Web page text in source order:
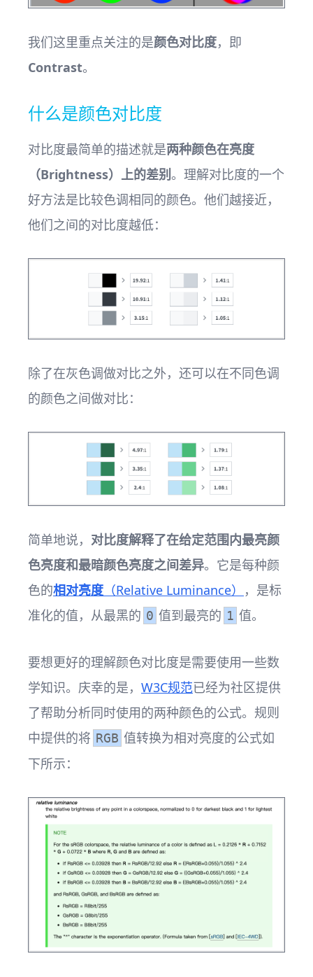
我们这里重点关注的是颜色对比度，即
Contrast。
什么是颜色对比度
对比度最简单的描述就是两种颜色在亮度
（Brightness）上的差别。理解对比度的一个
好方法是比较色调相同的颜色。他们越接近，
他们之间的对比度越低：
除了在灰色调做对比之外，还可以在不同色调
的颜色之间做对比：
简单地说， 对比度解释了在给定范围内最亮颜
色亮度和最暗颜色亮度之间差异。它是每种颜
色的相对亮度 （Relative Luminance）
，是标
准化的值，从最黑的 0 值到最亮的 1 值。
要想更好的理解颜色对比度是需要使用一些数
学知识。庆幸的是， W3C规范已经为社区提供
了帮助分析同时使用的两种颜色的公式。规则
中提供的将 RGB 值转换为相对亮度的公式如
下所示：